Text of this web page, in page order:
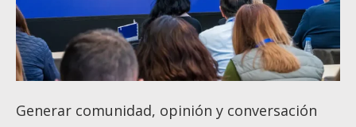
Generar comunidad, opinión y conversación